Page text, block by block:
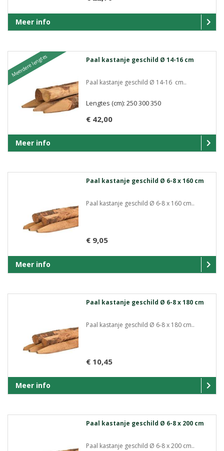
Meer info
Meerdere lengtes Paal kastanje geschild Ø 14-16 cm
Paal kastanje geschild Ø 14-16 cm..
€ 42,00
Lengtes (cm): 250 300 350
Meer info
Paal kastanje geschild Ø 6-8 x 160 cm
Paal kastanje geschild Ø 6-8 x 160 cm..
€ 9,05
Meer info
Paal kastanje geschild Ø 6-8 x 180 cm
Paal kastanje geschild Ø 6-8 x 180 cm..
€ 10,45
Meer info
Paal kastanje geschild Ø 6-8 x 200 cm
Paal kastanje geschild Ø 6-8 x 200 cm..